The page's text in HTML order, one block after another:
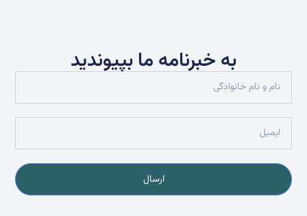
به خبرنامه ما بپیوندید
ارسال